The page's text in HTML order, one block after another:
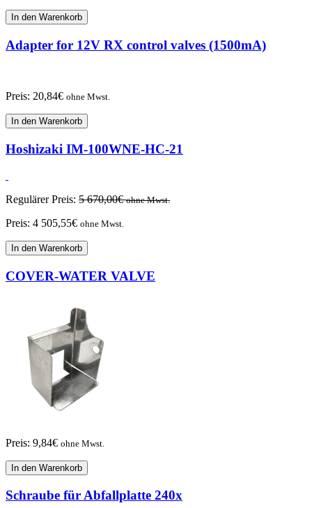
In den Warenkorb
Adapter for 12V RX control valves (1500mA)
Preis: 20,84€ ohne Mwst.
In den Warenkorb
Hoshizaki IM-100WNE-HC-21
Regulärer Preis: 5 670,00€ ohne Mwst.
Preis: 4 505,55€ ohne Mwst.
In den Warenkorb
COVER-WATER VALVE
Preis: 9,84€ ohne Mwst.
In den Warenkorb
Schraube für Abfallplatte 240x